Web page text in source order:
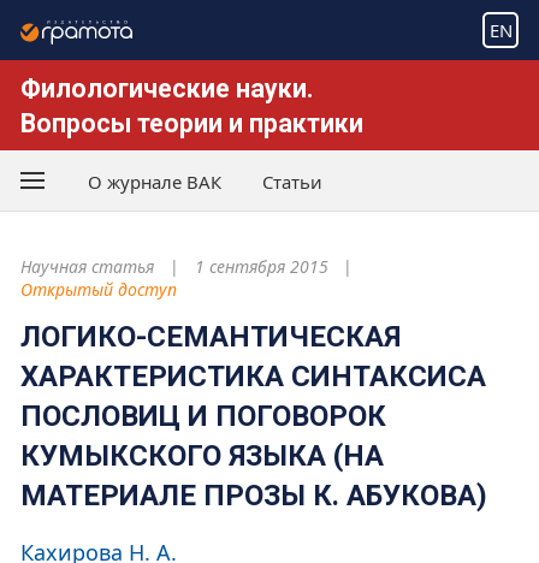
EN
Филологические науки.
Вопросы теории и практики
О журнале ВАК Статьи
Научная статья
1 сентября 2015
Открытый доступ
ЛОГИКО-СЕМАНТИЧЕСКАЯ
ХАРАКТЕРИСТИКА СИНТАКСИСА
ПОСЛОВИЦ И ПОГОВОРОК
КУМЫКСКОГО ЯЗЫКА (НА
МАТЕРИАЛЕ ПРОЗЫ К. АБУКОВА)
Кахирова Н. А.